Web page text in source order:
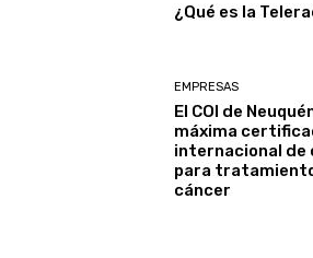
¿Qué es la
EMPRESAS
El COI de
máxima
internacional de
para
cáncer